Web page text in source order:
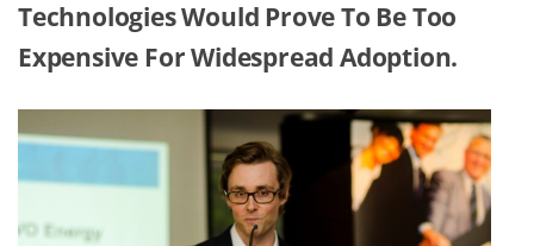
Technologies Would Prove To Be Too
Expensive For Widespread Adoption.